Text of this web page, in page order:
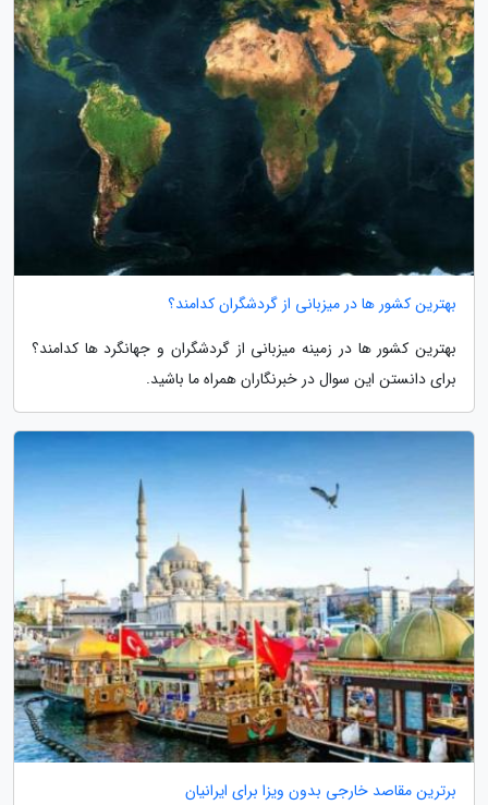
بهترین کشور ها در میزبانی از گردشگران کدامند؟
بهترین کشور ها در زمینه میزبانی از گردشگران و جهانگرد ها کدامند؟
برای دانستن این سوال در خبرنگاران همراه ما باشید.
برترین مقاصد خارجی بدون ویزا برای ایرانیان